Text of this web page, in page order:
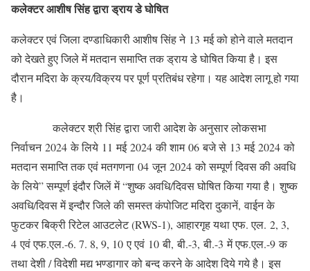
कलेक्टर आशीष सिंह द्वारा ड्राय डे घोषित
कलेक्टर एवं जिला दण्डाधिकारी आशीष सिंह ने 13 मई को होने वाले मतदान
को देखते हुए जिले में मतदान समाप्ति तक ड्राय डे घोषित किया है। इस
दौरान मदिरा के क्रय/विक्रय पर पूर्ण प्रतिबंध रहेगा। यह आदेश लागू हो गया
है।
कलेक्टर श्री सिंह द्वारा जारी आदेश के अनुसार लोकसभा
निर्वाचन 2024 के लिये 11 मई 2024 की शाम 06 बजे से 13 मई 2024 को
मतदान समाप्ति तक एवं मतगणना 04 जून 2024 को सम्पूर्ण दिवस की अवधि
के लिये” सम्पूर्ण इंदौर जिलें में “शुष्क अवधि/दिवस घोषित किया गया है। शुष्क
अवधि/दिवस में इन्दौर जिले की समस्त कंपोजिट मदिरा दुकानें, वाईन के
फुटकर बिक्री रिटेल आउटलेट (RWS-1), आहारगृह यथा एफ. एल. 2, 3,
4 एवं एफ.एल.-6. 7. 8, 9, 10 ए एवं 10 बी, बी.-3, बी.-3 में एफ.एल.-9 क
तथा देशी / विदेशी मद्य भण्डागार को बन्द करने के आदेश दिये गये है। इस